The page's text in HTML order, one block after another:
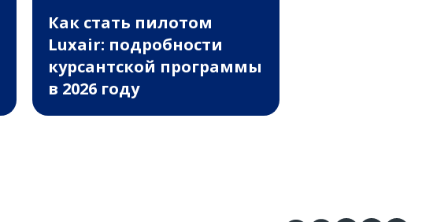
Как стать пилотом
Luxair: подробности
курсантской программы
в 2026 году